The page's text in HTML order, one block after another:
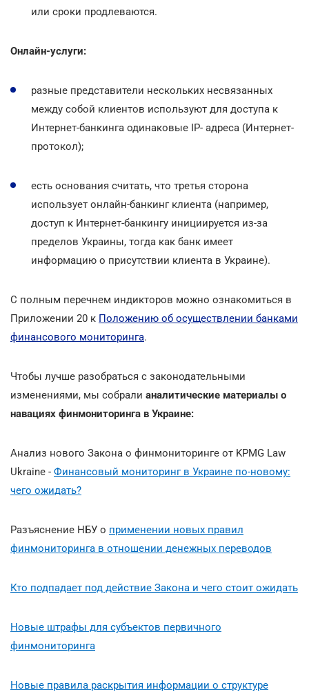
или сроки продлеваются.
Онлайн-услуги:
разные представители нескольких несвязанных
между собой клиентов используют для доступа к
Интернет-банкинга одинаковые IP- адреса (Интернет-
протокол);
есть основания считать, что третья сторона
использует онлайн-банкинг клиента (например,
доступ к Интернет-банкингу инициируется из-за
пределов Украины, тогда как банк имеет
информацию о присутствии клиента в Украине).
С полным перечнем индикторов можно ознакомиться в
Приложении 20 к Положению об осуществлении банками
финансового мониторинга.
Чтобы лучше разобраться с законодательными
изменениями, мы собрали аналитические материалы о
навациях финмониторинга в Украине:
Анализ нового Закона о финмониторинге от KPMG Law
Ukraine - Финансовый мониторинг в Украине по-новому:
чего ожидать?
Разъяснение НБУ о применении новых правил
финмониторинга в отношении денежных переводов
Кто подпадает под действие Закона и чего стоит ожидать
Новые штрафы для субъектов первичного
финмониторинга
Новые правила раскрытия информации о структуре